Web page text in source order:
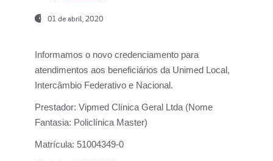
01 de abril, 2020
Informamos o novo credenciamento para
atendimentos aos beneficiários da Unimed Local,
Intercâmbio Federativo e Nacional.
Prestador: Vipmed Clínica Geral Ltda (Nome
Fantasia: Policlínica Master)
Matrícula: 51004349-0